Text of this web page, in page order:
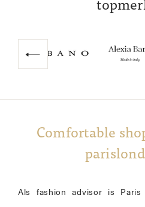
Comfortable
Als fashion advisor is Paris